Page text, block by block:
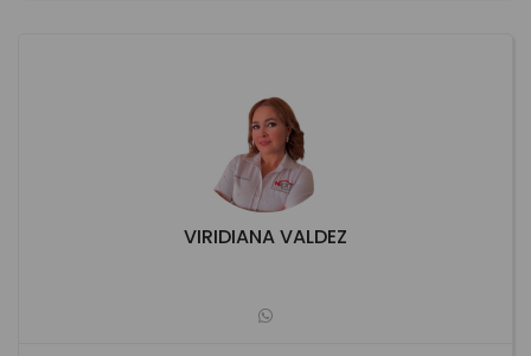
VIRIDIANA VALDEZ